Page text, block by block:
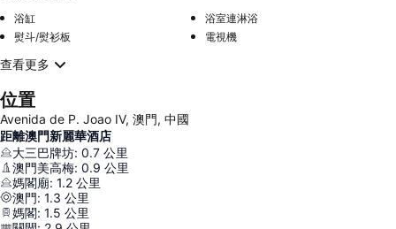
浴缸
浴室連淋浴
熨斗/熨衫板
電視機
查看更多
位置
Avenida de P. Joao IV, 澳門, 中國
距離澳門新麗華酒店
大三巴牌坊: 0.7 公里
澳門美高梅: 0.9 公里
媽閣廟: 1.2 公里
澳門: 1.3 公里
媽閣: 1.5 公里